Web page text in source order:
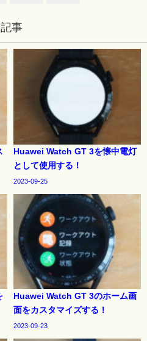
事
Huawei Watch GT 3を懐中電灯
として使用する！
2023-09-25
Huawei Watch GT 3のホーム画
面をカスタマイズする！
2023-09-23